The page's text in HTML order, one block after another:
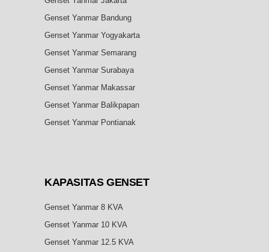
Genset Yanmar Bandung
Genset Yanmar Yogyakarta
Genset Yanmar Semarang
Genset Yanmar Surabaya
Genset Yanmar Makassar
Genset Yanmar Balikpapan
Genset Yanmar Pontianak
KAPASITASGENSET
Genset Yanmar 8 KVA
Genset Yanmar 10 KVA
Genset Yanmar 12.5 KVA